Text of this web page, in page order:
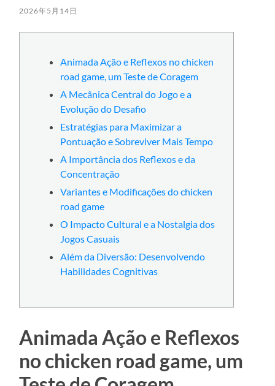
り
え
2026年5月14日
Animada Ação e Reflexos no chicken
road game, um Teste de Coragem
A Mecânica Central do Jogo e a
Evolução do Desafio
Estratégias para Maximizar a
Pontuação e Sobreviver Mais Tempo
A Importância dos Reflexos e da
Concentração
Variantes e Modificações do chicken
road game
O Impacto Cultural e a Nostalgia dos
Jogos Casuais
Além da Diversão: Desenvolvendo
Habilidades Cognitivas
Animada Ação e Reflexos
no chicken road game, um